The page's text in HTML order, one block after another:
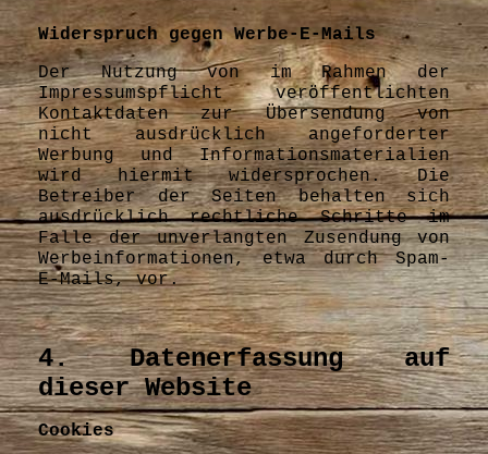
Widerspruch gegen Werbe-E-Mails
Der Nutzung von im Rahmen der
Impressumspflicht veröffentlichten
Kontaktdaten zur Übersendung von
nicht ausdrücklich angeforderter
Werbung und Informationsmaterialien
wird hiermit widersprochen. Die
Betreiber der Seiten behalten sich
ausdrücklich rechtliche Schritte im
Falle der unverlangten Zusendung von
Werbeinformationen, etwa durch Spam-
E-Mails, vor.
4. Datenerfassung auf
dieser Website
Cookies